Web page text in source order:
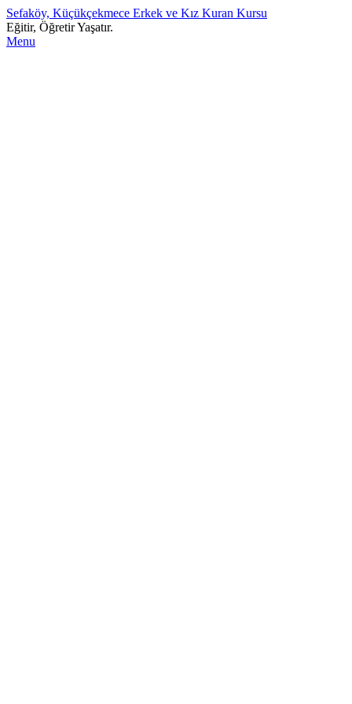
Sefaköy, Küçükçekmece Erkek ve Kız Kuran Kursu
Eğitir, Öğretir Yaşatır.
Menu